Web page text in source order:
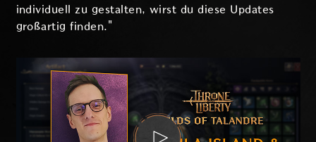
individuell zu gestalten, wirst du diese Updates
großartig finden."